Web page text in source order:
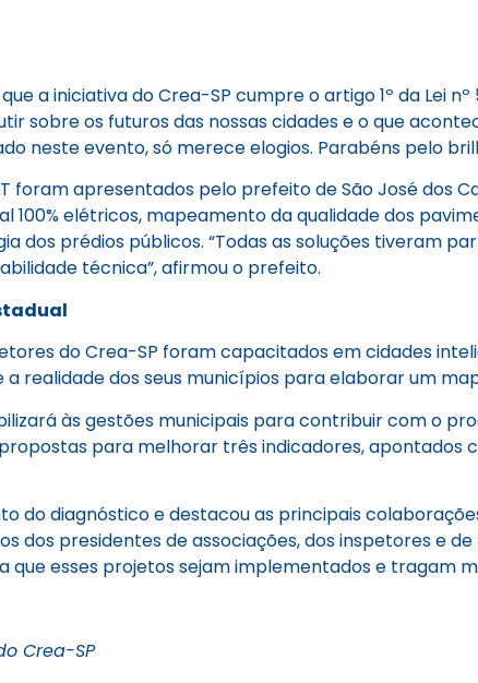
a iniciativa do Crea-SP cumpre o artigo 1º da Lei
sobre os futuros das nossas cidades e o que
neste evento, só merece elogios. Parabéns pelo
apresentados pelo prefeito de São José dos
100% elétricos, mapeamento da qualidade dos
dos prédios públicos. “Todas as soluções tiveram
técnica”, afirmou o prefeito.
do Crea-SP foram capacitados em cidades
realidade dos seus municípios para elaborar um
às gestões municipais para contribuir com o
para melhorar três indicadores, apontados
do diagnóstico e destacou as principais
dos presidentes de associações, dos inspetores e
esses projetos sejam implementados e tragam
Crea-SP